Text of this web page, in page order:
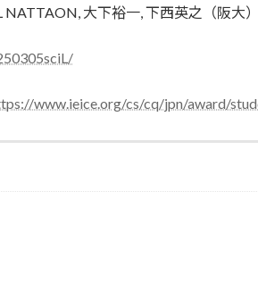
大下裕一, 下西英之（阪大）
www.ieice.org/cs/cq/jpn/award/